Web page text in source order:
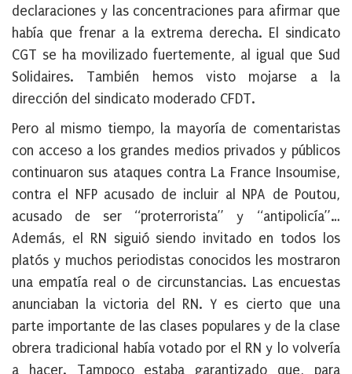
declaraciones y las concentraciones para afirmar que
había que frenar a la extrema derecha. El sindicato
CGT se ha movilizado fuertemente, al igual que Sud
Solidaires. También hemos visto mojarse a la
dirección del sindicato moderado CFDT.
Pero al mismo tiempo, la mayoría de comentaristas
con acceso a los grandes medios privados y públicos
continuaron sus ataques contra La France Insoumise,
contra el NFP acusado de incluir al NPA de Poutou,
acusado de ser “proterrorista” y “antipolicía”…
Además, el RN siguió siendo invitado en todos los
platós y muchos periodistas conocidos les mostraron
una empatía real o de circunstancias. Las encuestas
anunciaban la victoria del RN. Y es cierto que una
parte importante de las clases populares y de la clase
obrera tradicional había votado por el RN y lo volvería
a hacer. Tampoco estaba garantizado que, para